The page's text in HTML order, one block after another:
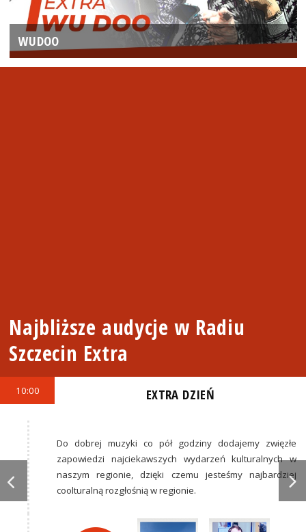
WUDOO
Najbliższe audycje w Radiu
Szczecin Extra
10:00 EXTRA DZIEŃ
Do dobrej muzyki co pół godziny dodajemy zwięzłe
zapowiedzi najciekawszych wydarzeń kulturalnych w
naszym regionie, dzięki czemu jesteśmy najbardziej
coolturalną rozgłośnią w regionie.